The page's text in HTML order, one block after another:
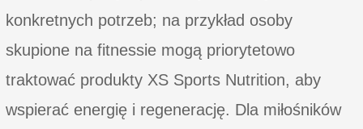
konkretnych potrzeb; na przykład osoby
skupione na fitnessie mogą priorytetowo
traktować produkty XS Sports Nutrition, aby
wspierać energię i regenerację. Dla miłośników